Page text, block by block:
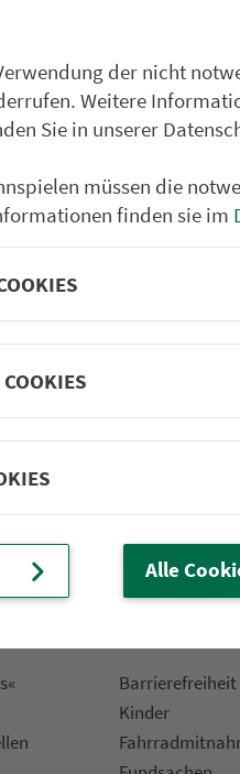
Linien.
Partner im
Frei­zeit-
Bonusziele
Genusstouren
Radtouren
Bar­ri­e­re­frei­heit
Kinder
der nicht
Weitere
Sie in unserer
müssen die
finden sie im
Alle